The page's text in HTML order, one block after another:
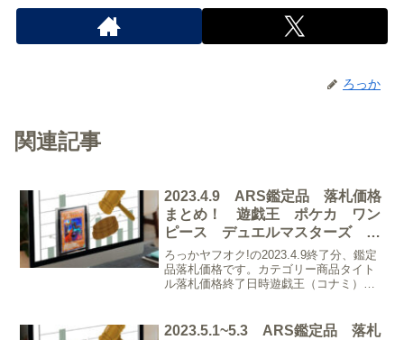
ろっか
関連記事
2023.4.9 ARS鑑定品 落札価格
まとめ！ 遊戯王 ポケカ ワン
ピース デュエルマスターズ 真
紅眼の黒竜 ブラッキー など
ろっかヤフオク!の2023.4.9終了分、鑑定
品落札価格です。カテゴリー商品タイト
ル落札価格終了日時遊戯王（コナミ）
BGS ARS鑑定10+ ...
2023.5.1~5.3 ARS鑑定品 落札